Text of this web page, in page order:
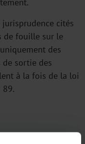
jurisprudence cités
de fouille sur le
des
sortie des
à la fois de la loi
89.